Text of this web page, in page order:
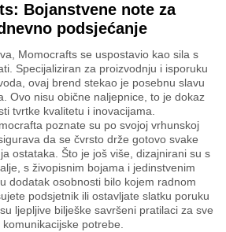
Bojanstvene note za
podsjećanje
Momocrafts se uspostavio kao sila s
Specijaliziran za proizvodnju i isporuku
ovaj brend stekao je posebnu slavu
Ovo nisu obične naljepnice, to je dokaz
tvrtke kvalitetu i inovacijama.
poznate su po svojoj vrhunskoj
da se čvrsto drže gotovo svake
ostataka. Što je još više, dizajnirani su s
s živopisnim bojama i jedinstvenim
dodatak osobnosti bilo kojem radnom
podsjetnik ili ostavljate slatku poruku
ljepljive bilješke savršeni pratilaci za sve
komunikacijske potrebe.